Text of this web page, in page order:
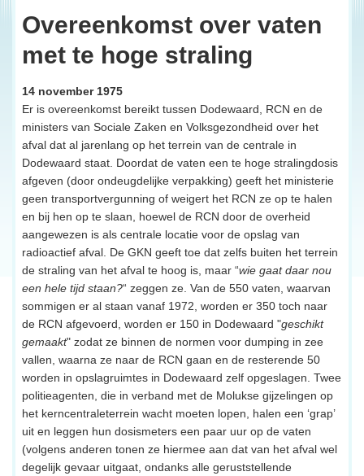
Overeenkomst over vaten
met te hoge straling
14 november 1975
Er is overeenkomst bereikt tussen Dodewaard, RCN en de
ministers van Sociale Zaken en Volksgezondheid over het
afval dat al jarenlang op het terrein van de centrale in
Dodewaard staat. Doordat de vaten een te hoge stralingdosis
afgeven (door ondeugdelijke verpakking) geeft het ministerie
geen transportvergunning of weigert het RCN ze op te halen
en bij hen op te slaan, hoewel de RCN door de overheid
aangewezen is als centrale locatie voor de opslag van
radioactief afval. De GKN geeft toe dat zelfs buiten het terrein
de straling van het afval te hoog is, maar “wie gaat daar nou
een hele tijd staan?“ zeggen ze. Van de 550 vaten, waarvan
sommigen er al staan vanaf 1972, worden er 350 toch naar
de RCN afgevoerd, worden er 150 in Dodewaard "geschikt
gemaakt" zodat ze binnen de normen voor dumping in zee
vallen, waarna ze naar de RCN gaan en de resterende 50
worden in opslagruimtes in Dodewaard zelf opgeslagen. Twee
politieagenten, die in verband met de Molukse gijzelingen op
het kerncentraleterrein wacht moeten lopen, halen een ‘grap’
uit en leggen hun dosismeters een paar uur op de vaten
(volgens anderen tonen ze hiermee aan dat van het afval wel
degelijk gevaar uitgaat, ondanks alle geruststellende